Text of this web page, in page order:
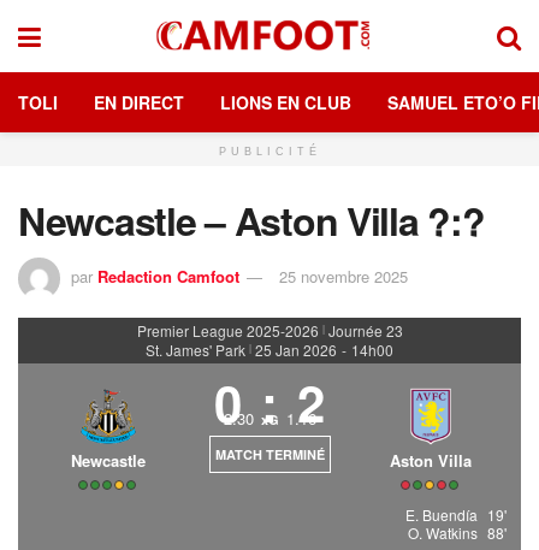
TOLI EN DIRECT LIONS EN CLUB SAMUEL ETO’O
PUBLICITÉ
Newcastle – Aston Villa ?:?
par Redaction Camfoot 25 novembre 2025
Premier League 2025-2026 | Journée 23
St. James' Park | 25 Jan 2026 - 14h00
Newcastle
0 : 2
2.30 xG 1.16
MATCH TERMINÉ Aston Villa
E. Buendía 19'
O. Watkins 88'